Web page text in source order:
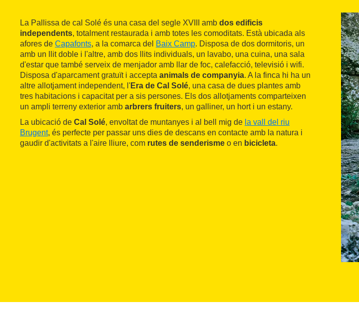
La Pallissa de cal Solé és una casa del segle XVIII amb dos edificis
independents, totalment restaurada i amb totes les comoditats. Està ubicada als
afores de Capafonts, a la comarca del Baix Camp. Disposa de dos dormitoris, un
amb un llit doble i l'altre, amb dos llits individuals, un lavabo, una cuina, una sala
d'estar que també serveix de menjador amb llar de foc, calefacció, televisió i wifi.
Disposa d'aparcament gratuït i accepta animals de companyia. A la finca hi ha un
altre allotjament independent, l'Era de Cal Solé, una casa de dues plantes amb
tres habitacions i capacitat per a sis persones. Els dos allotjaments comparteixen
un ampli terreny exterior amb arbrers fruiters, un galliner, un hort i un estany.
La ubicació de Cal Solé, envoltat de muntanyes i al bell mig de la vall del riu
Brugent, és perfecte per passar uns dies de descans en contacte amb la natura i
gaudir d'activitats a l'aire lliure, com rutes de senderisme o en bicicleta.